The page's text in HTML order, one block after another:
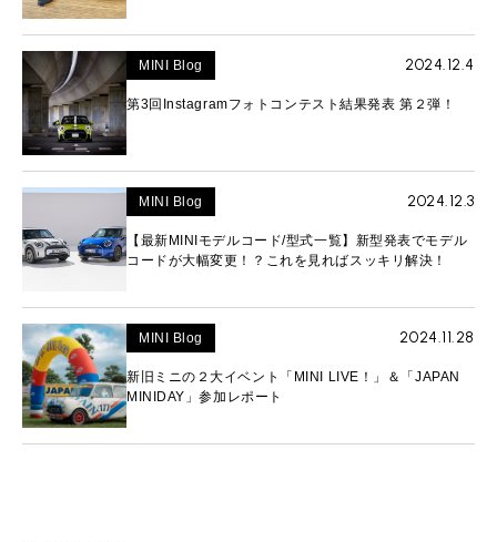
MINI Blog 2024.12.4
第3回Instagramフォトコンテスト結果発表 第２弾！
MINI Blog 2024.12.3
【最新MINIモデルコード/型式一覧】新型発表でモデル
コードが大幅変更！？これを見ればスッキリ解決！
MINI Blog 2024.11.28
新旧ミニの２大イベント「MINI LIVE！」＆「JAPAN
MINIDAY」参加レポート